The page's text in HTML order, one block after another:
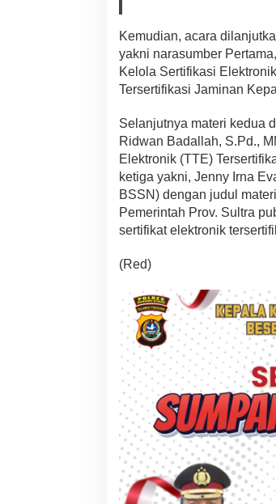
Kemudian, acara
yakni narasumber
Kelola Sertifikasi
Tersertifikasi Jaminan
Selanjutnya materi kedua
Ridwan Badallah, S.Pd.,
Elektronik (TTE)
ketiga yakni, Jenny Irna
BSSN) dengan judul
Pemerintah Prov. Sultra
sertifikat elektronik
(Red)